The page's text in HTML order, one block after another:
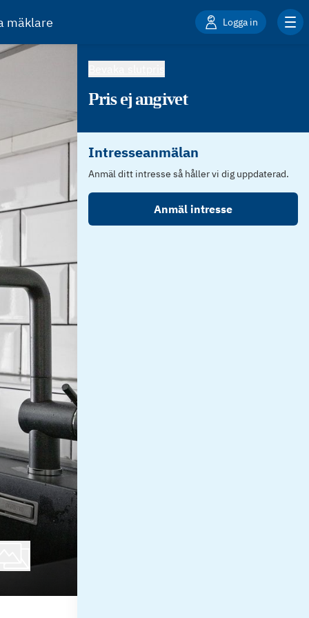
mäklare Logga in
Pris ej angivet
Intresseanmälan
Anmäl ditt intresse så håller vi dig uppdaterad.
Anmäl intresse